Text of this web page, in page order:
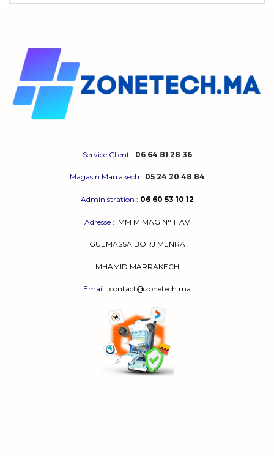
Service Client : 06 64 81 28 36
Magasin Marrakech : 05 24 20 48 84
Administration : 06 60 53 10 12
Adresse : IMM M MAG N° 1 AV
GUEMASSA BORJ MENRA
MHAMID MARRAKECH
Email : contact@zonetech.ma